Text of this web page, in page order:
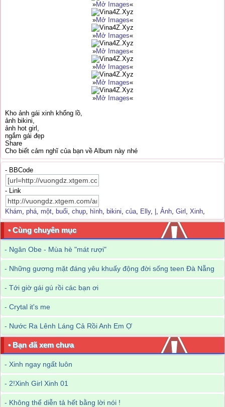
»Mở Images«
»Mở Images«
»Mở Images«
»Mở Images«
»Mở Images«
»Mở Images«
»Mở Images«
Kho ảnh gái xinh khổng lồ,
ảnh bikini,
ảnh hot girl,
ngắm gái đẹp
Share
Cho biết cảm nghĩ của bạn về Album này nhé
- BBCode
- Link
Khám, phá, một, buổi, chụp, hình, bikini, của, Elly, , Ảnh, Girl , Xinh,
• Cùng chuyên mục
- Ngân Obe - Mùa hè "mát rượi"
- Những gương mặt đáng yêu khuấy động đời sống teen Đà Nẵng
- Tới giờ gái gú rồi các bạn ơi
- Crytal it's me
- Nước Ra Lênh Láng Cả Rồi Anh Em Ợ
• Bạn đã xem chưa
- Xinh ngay ngất luôn
- 2!Xinh Girl Xinh 01
- Không thể diễn tả hết bằng lời nói !